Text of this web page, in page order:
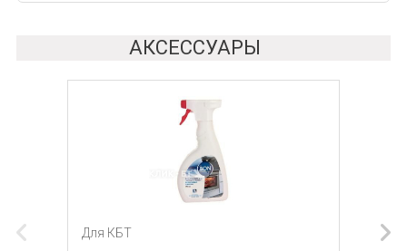
АКСЕССУАРЫ
Для КБТ
Для КБТ